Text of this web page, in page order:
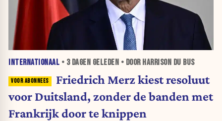
INTERNATIONAAL • 3 DAGEN GELEDEN • DOOR HARRISON DU BUS
Friedrich Merz kiest resoluut
voor Duitsland, zonder de banden met
Frankrijk door te knippen